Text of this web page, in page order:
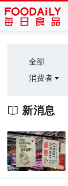
全部
消费者
新消息